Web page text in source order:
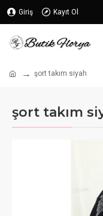
Giriş Kayıt Ol
şort takım siyah
şort takım